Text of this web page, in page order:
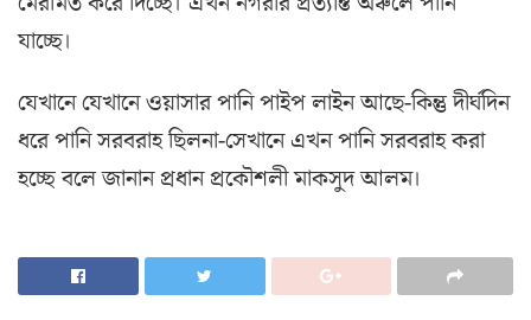
যাচ্ছে।
যেখানে যেখানে ওয়াসার পানি পাইপ লাইন আছে-কিন্তু দীর্ঘদিন
ধরে পানি সরবরাহ ছিলনা-সেখানে এখন পানি সরবরাহ করা
হচ্ছে বলে জানান প্রধান প্রকৌশলী মাকসুদ আলম।